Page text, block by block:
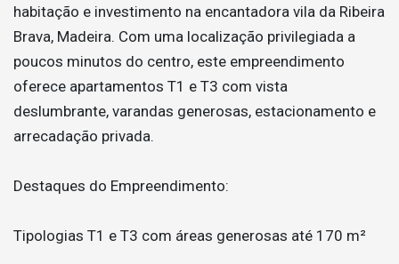
habitação e investimento na encantadora vila da Ribeira
Brava, Madeira. Com uma localização privilegiada a
poucos minutos do centro, este empreendimento
oferece apartamentos T1 e T3 com vista
deslumbrante, varandas generosas, estacionamento e
arrecadação privada.
Destaques do Empreendimento:
Tipologias T1 e T3 com áreas generosas até 170 m²